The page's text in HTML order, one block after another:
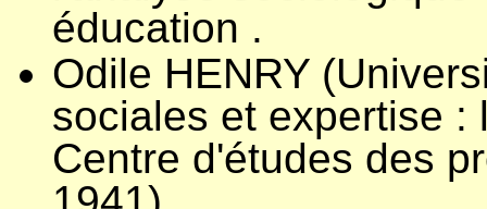
éducation .
Odile HENRY
sociales et expertise :
Centre d'études des